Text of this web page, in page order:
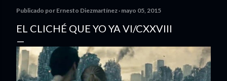
Publicado por Ernesto Diezmartínez mayo 05, 2015
EL CLICHÉ QUE YO YA VI/CXXVIII